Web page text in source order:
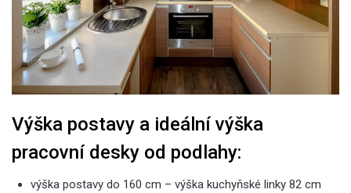
Výška postavy a ideální výška
pracovní desky od podlahy:
výška postavy do 160 cm – výška kuchyňské linky 82 cm